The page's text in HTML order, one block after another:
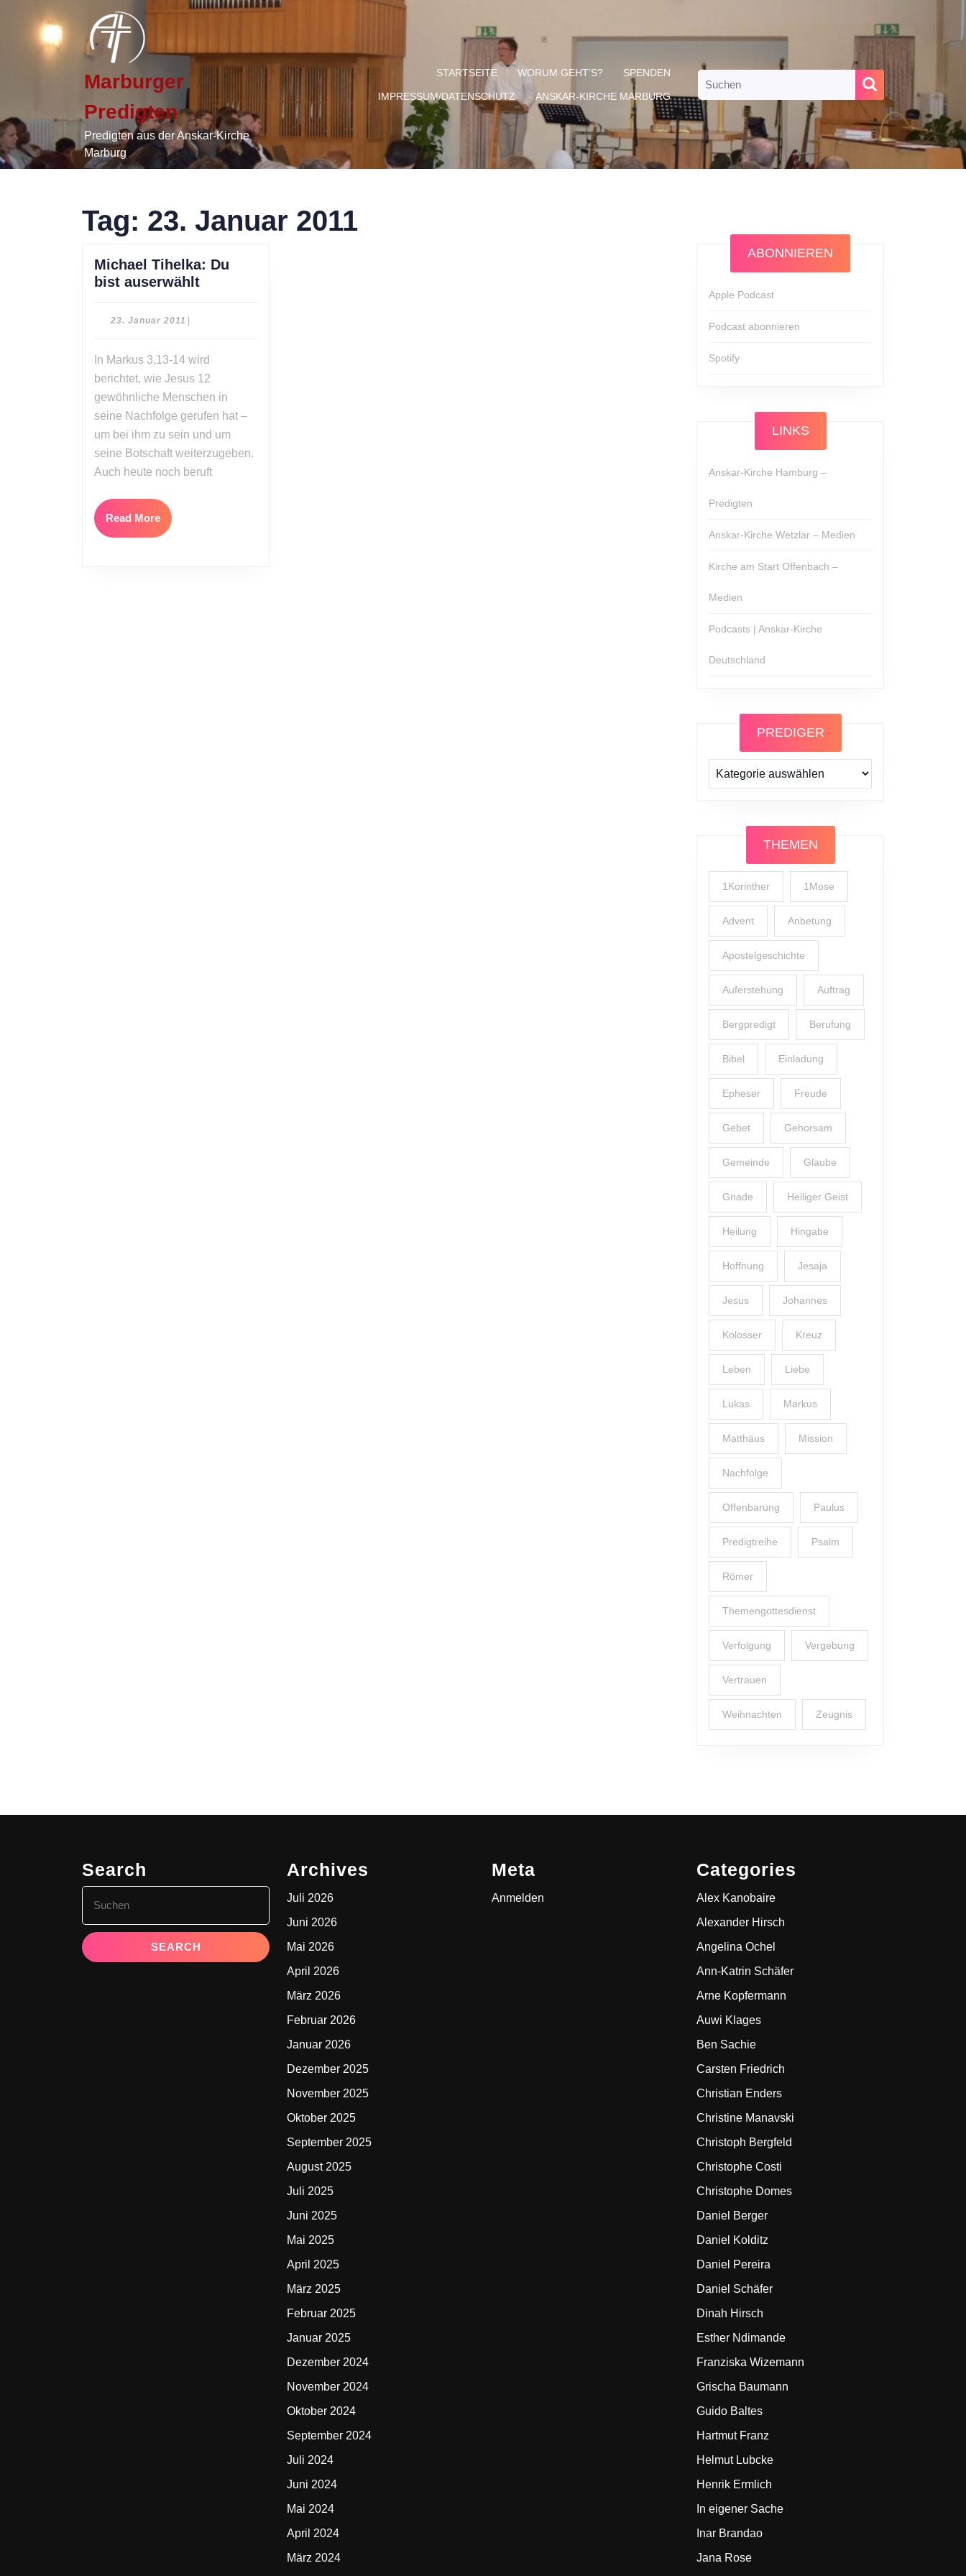
content
Marburger
Predigten
Predigten aus der Anskar-Kirche
Marburg
STARTSEITE WORUM GEHT’S? SPENDEN
IMPRESSUM/DATENSCHUTZ ANSKAR-KIRCHE MARBURG
for:
Tag: 23. Januar 2011
Michael Tihelka: Du
bist auserwähltMichael
23. Januar 2011 23.
In Markus 3,13-14 wird
berichtet, wie Jesus 12
gewöhnliche Menschen in
seine Nachfolge gerufen hat –
um bei ihm zu sein und um
seine Botschaft weiterzugeben.
Auch heute noch beruft
Read MoreRead
More
ABONNIEREN
Apple Podcast
Podcast abonnieren
Spotify
LINKS
Anskar-Kirche Hamburg –
Predigten
Anskar-Kirche Wetzlar – Medien
Kirche am Start Offenbach –
Medien
Podcasts | Anskar-Kirche
Deutschland
PREDIGER
Prediger
THEMEN
1Korinther 1Mose
Advent Anbetung
Apostelgeschichte
Auferstehung Auftrag
Bergpredigt Berufung
Bibel Einladung
Epheser Freude
Gebet Gehorsam
Gemeinde Glaube
Gnade Heiliger Geist
Heilung Hingabe
Hoffnung Jesaja
Jesus Johannes
Kolosser Kreuz
Leben Liebe
Lukas Markus
Matthäus Mission
Nachfolge
Offenbarung Paulus
Predigtreihe Psalm
Römer
Themengottesdienst
Verfolgung Vergebung
Vertrauen
Weihnachten Zeugnis
Search
for:
Archives
Juli 2026
Juni 2026
Mai 2026
April 2026
März 2026
Februar 2026
Januar 2026
Dezember 2025
November 2025
Oktober 2025
September 2025
August 2025
Juli 2025
Juni 2025
Mai 2025
April 2025
März 2025
Februar 2025
Januar 2025
Dezember 2024
November 2024
Oktober 2024
September 2024
Juli 2024
Juni 2024
Mai 2024
April 2024
März 2024
Meta
Anmelden
Categories
Alex Kanobaire
Alexander Hirsch
Angelina Ochel
Ann-Katrin Schäfer
Arne Kopfermann
Auwi Klages
Ben Sachie
Carsten Friedrich
Christian Enders
Christine Manavski
Christoph Bergfeld
Christophe Costi
Christophe Domes
Daniel Berger
Daniel Kolditz
Daniel Pereira
Daniel Schäfer
Dinah Hirsch
Esther Ndimande
Franziska Wizemann
Grischa Baumann
Guido Baltes
Hartmut Franz
Helmut Lubcke
Henrik Ermlich
In eigener Sache
Inar Brandao
Jana Rose